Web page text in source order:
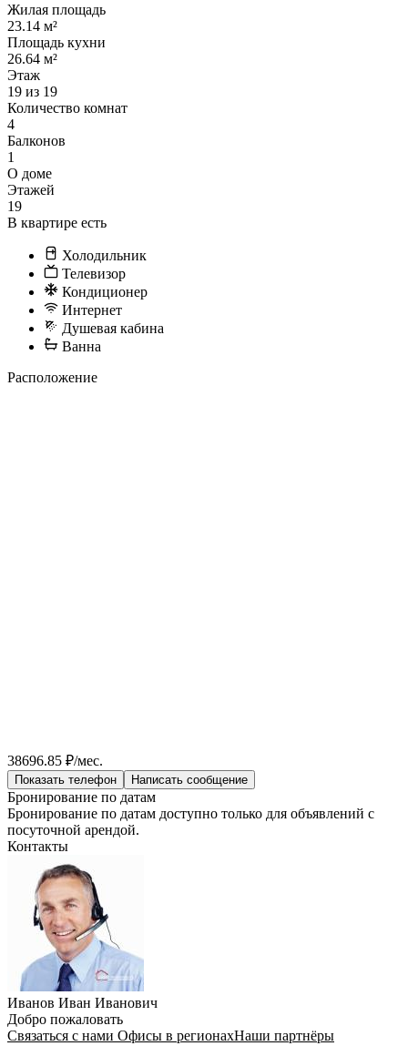
Жилая площадь
23.14 м²
Площадь кухни
26.64 м²
Этаж
19 из 19
Количество комнат
4
Балконов
1
О доме
Этажей
19
В квартире есть
Холодильник
Телевизор
Кондиционер
Интернет
Душевая кабина
Ванна
Расположение
38696.85 ₽/мес.
Показать телефон Написать сообщение
Бронирование по датам
Бронирование по датам доступно только для объявлений с
посуточной арендой.
Контакты
Иванов Иван Иванович
Добро пожаловать
Связаться с нами Офисы в регионахНаши партнёры